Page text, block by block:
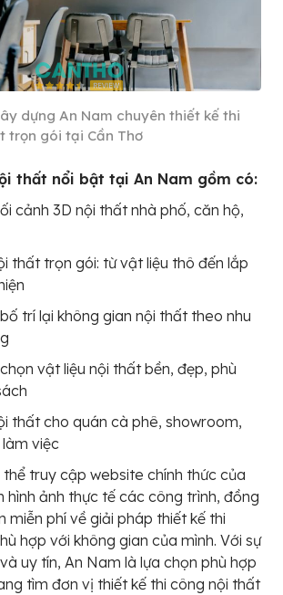
dựng An Nam chuyên thiết kế thi
trọn gói tại Cần Thơ
thất nổi bật tại An Nam gồm có:
cảnh 3D nội thất nhà phố, căn hộ,
thất trọn gói: từ vật liệu thô đến lắp
trí lại không gian nội thất theo nhu
vật liệu nội thất bền, đẹp, phù
thất cho quán cà phê, showroom,
việc
truy cập website chính thức của
hình ảnh thực tế các công trình, đồng
miễn phí về giải pháp thiết kế thi
hợp với không gian của mình. Với sự
uy tín, An Nam là lựa chọn phù hợp
tìm đơn vị thiết kế thi công nội thất